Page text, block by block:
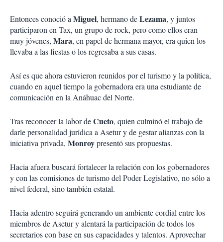
Entonces conoció a Miguel, hermano deLezama, y juntos
participaron en Tax, un grupo de rock, pero como ellos eran
muy jóvenes, Mara, en papel de hermana mayor, era quien los
llevaba a las fiestas o los regresaba a sus casas.
Así es que ahora estuvieron reunidos por el turismo y la política,
cuando en aquel tiempo la gobernadora era una estudiante de
comunicación en la Anáhuac del Norte.
Tras reconocer la labor deCueto, quien culminó el trabajo de
darle personalidad jurídica a Asetur y de gestar alianzas con la
iniciativa privada, Monroypresentó sus propuestas.
Hacia afuera buscará fortalecer la relación con los gobernadores
y con las comisiones de turismo del Poder Legislativo, no sólo a
nivel federal, sino también estatal.
Hacia adentro seguirá generando un ambiente cordial entre los
miembros de Asetur y alentará la participación de todos los
secretarios con base en sus capacidades y talentos. Aprovechar